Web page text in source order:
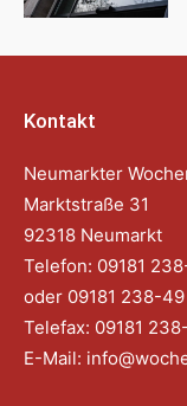
Kontakt
Neumarkter
Marktstraße 31
92318 Neumarkt
Telefon: 09181
oder 09181 238-49
Telefax: 09181
E-Mail: